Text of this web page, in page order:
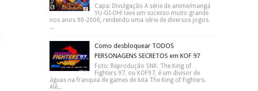
Capa: Divulgação A série de anime/mangá
YU-GI-OH! teve um sucesso muito grande
nos anos 90-2000, rendendo uma série de diversos jogos.
...
Como desbloquear TODOS
PERSONAGENS SECRETOS em KOF 97
Foto: Reprodução SNK. The King of
Fighters 97, ou KOF97, é um divisor de
águas na franquia de games de luta The King of Fighters.
Alé...